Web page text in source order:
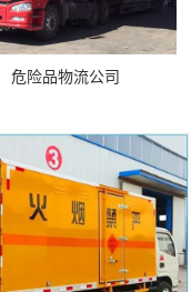
危险品物流公司